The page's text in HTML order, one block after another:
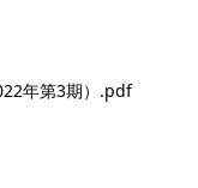
年第3期）.pdf